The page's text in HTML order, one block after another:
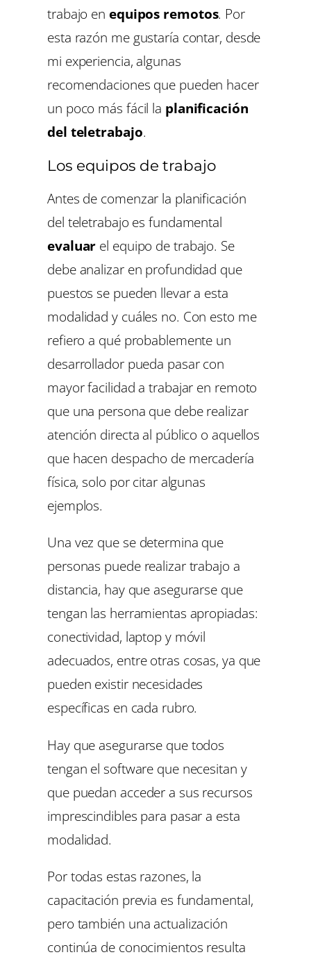
trabajo en equipos remotos. Por
esta razón me gustaría contar, desde
mi experiencia, algunas
recomendaciones que pueden hacer
un poco más fácil la planificación
del teletrabajo.
Los equipos de trabajo
Antes de comenzar la planificación
del teletrabajo es fundamental
evaluar el equipo de trabajo. Se
debe analizar en profundidad que
puestos se pueden llevar a esta
modalidad y cuáles no. Con esto me
refiero a qué probablemente un
desarrollador pueda pasar con
mayor facilidad a trabajar en remoto
que una persona que debe realizar
atención directa al público o aquellos
que hacen despacho de mercadería
física, solo por citar algunas
ejemplos.
Una vez que se determina que
personas puede realizar trabajo a
distancia, hay que asegurarse que
tengan las herramientas apropiadas:
conectividad, laptop y móvil
adecuados, entre otras cosas, ya que
pueden existir necesidades
específicas en cada rubro.
Hay que asegurarse que todos
tengan el software que necesitan y
que puedan acceder a sus recursos
imprescindibles para pasar a esta
modalidad.
Por todas estas razones, la
capacitación previa es fundamental,
pero también una actualización
continúa de conocimientos resulta